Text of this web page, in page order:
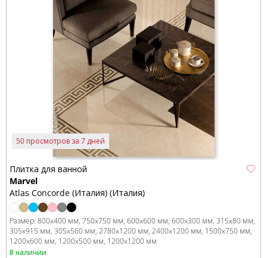
50 просмотров за 7 дней
Плитка для ванной
Marvel
Atlas Concorde (Италия) (Италия)
Размер: 800x400 мм 750x750 мм 600x600 мм 600x300 мм 315x80 мм
305x915 мм 305x560 мм 2780x1200 мм 2400x1200 мм 1500x750 мм
1200x600 мм 1200x500 мм 1200x1200 мм
В наличии